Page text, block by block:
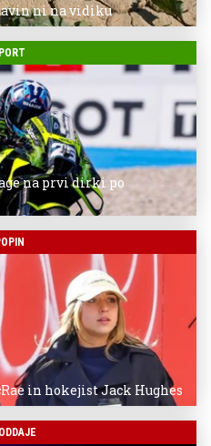
ni na vidiku
na prvi dirki po
in hokejist Jack Hughes